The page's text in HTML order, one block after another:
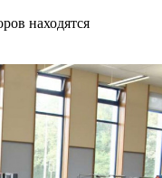
находятся